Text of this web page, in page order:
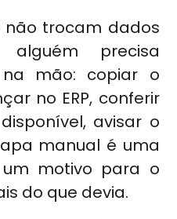
não trocam dados
alguém precisa
mão: copiar o
no ERP, conferir
avisar o
manual é uma
motivo para o
do que devia.